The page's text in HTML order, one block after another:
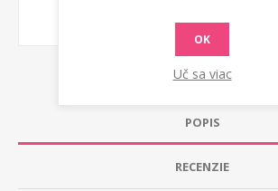
POPIS
RECENZIE
OK
Uč sa viac